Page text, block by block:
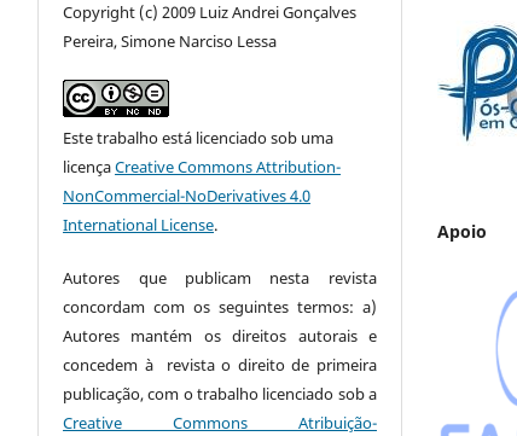
Copyright (c) 2009 Luiz Andrei Gonçalves
Pereira, Simone Narciso Lessa
Este trabalho está licenciado sob uma
licençaCreative Commons Attribution-
NonCommercial-NoDerivatives 4.0
International License.
Autores que publicam nesta revista
concordam com os seguintes termos: a)
Autores mantém os direitos autorais e
concedem à revista o direito de primeira
publicação, com o trabalho licenciado sob a
Creative Commons Atribuição-
Apoio